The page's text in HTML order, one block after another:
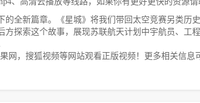
的全新篇章。《星城》将我们带回太空竞赛另类
探索这个故事，展现苏联航天计划中宇航员、工
网，搜狐视频等网站观看正版视频！更多相关信息